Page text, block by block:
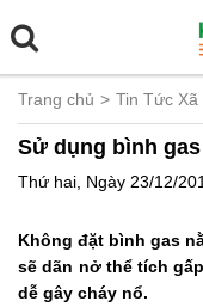
Trang chủ Tin Tức Xã
Sử dụng bình
Thứ hai, Ngày 23/12/
Không đặt bình gas
sẽ dãn nở thể tích
dễ gây cháy nổ.